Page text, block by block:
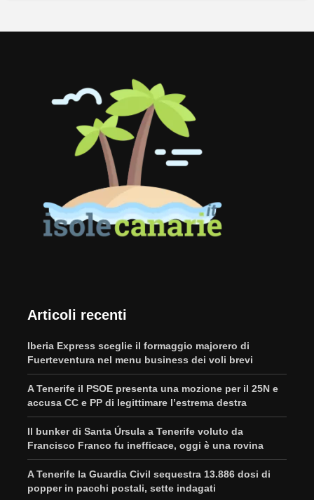
Articoli recenti
Iberia Express sceglie il formaggio majorero di
Fuerteventura nel menu business dei voli brevi
A Tenerife il PSOE presenta una mozione per il 25N e
accusa CC e PP di legittimare l’estrema destra
Il bunker di Santa Úrsula a Tenerife voluto da
Francisco Franco fu inefficace, oggi è una rovina
A Tenerife la Guardia Civil sequestra 13.886 dosi di
popper in pacchi postali, sette indagati